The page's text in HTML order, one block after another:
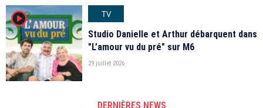
player2
TV
Studio Danielle et Arthur débarquent dans
"L’amour vu du pré" sur M6
29 juillet 2026
DERNIÈRES NEWS